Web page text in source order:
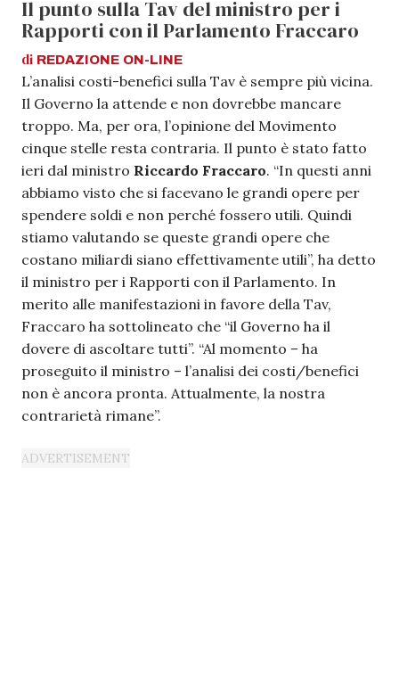
Il punto sulla Tav del ministro per i
Rapporti con il Parlamento Fraccaro
di REDAZIONE ON-LINE
L’analisi costi-benefici sulla Tav è sempre più vicina.
Il Governo la attende e non dovrebbe mancare
troppo. Ma, per ora, l’opinione del Movimento
cinque stelle resta contraria. Il punto è stato fatto
ieri dal ministro Riccardo Fraccaro. “In questi anni
abbiamo visto che si facevano le grandi opere per
spendere soldi e non perché fossero utili. Quindi
stiamo valutando se queste grandi opere che
costano miliardi siano effettivamente utili”, ha detto
il ministro per i Rapporti con il Parlamento. In
merito alle manifestazioni in favore della Tav,
Fraccaro ha sottolineato che “il Governo ha il
dovere di ascoltare tutti”. “Al momento – ha
proseguito il ministro – l’analisi dei costi/benefici
non è ancora pronta. Attualmente, la nostra
contrarietà rimane”.